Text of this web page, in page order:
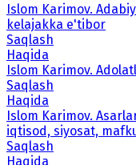
Islom Karimov.
kelajakka e'tibor
Saqlash
Haqida
Islom Karimov.
Saqlash
Haqida
Islom Karimov.
iqtisod, siyosat,
Saqlash
Haqida